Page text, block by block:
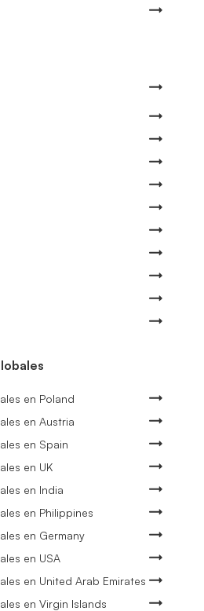
en Poland
en Austria
en Spain
en UK
en India
en Philippines
en Germany
en USA
en United Arab Emirates
en Virgin Islands